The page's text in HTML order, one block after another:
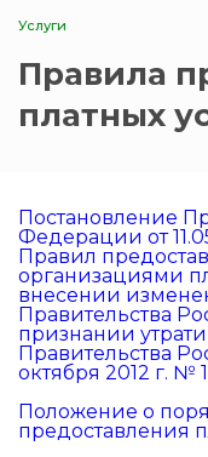
Услуги
Правила
платных
Постановление
Федерации от
Правил
организациями
внесении
Правительства
признании
Правительства
октября 2012 г. №
Положение о
предоставления